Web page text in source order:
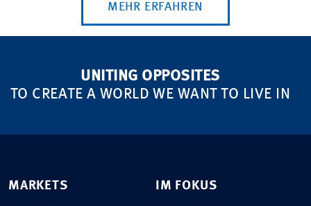
MEHR ERFAHREN
UNITING OPPOSITES
TO CREATE A WORLD WE WANT TO LIVE IN
MARKETS IM FOKUS